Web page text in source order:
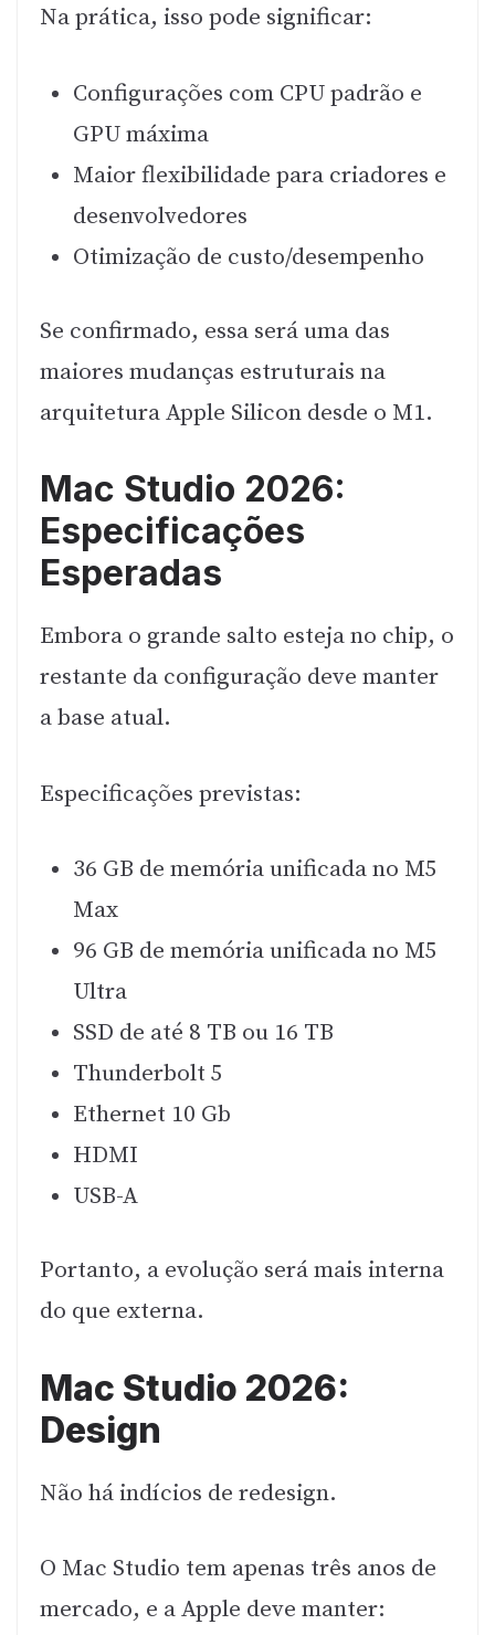
Na prática, isso pode significar:
Configurações com CPU padrão e
GPU máxima
Maior flexibilidade para criadores e
desenvolvedores
Otimização de custo/desempenho
Se confirmado, essa será uma das
maiores mudanças estruturais na
arquitetura Apple Silicon desde o M1.
Mac Studio 2026:
Especificações
Esperadas
Embora o grande salto esteja no chip, o
restante da configuração deve manter
a base atual.
Especificações previstas:
36 GB de memória unificada no M5
Max
96 GB de memória unificada no M5
Ultra
SSD de até 8 TB ou 16 TB
Thunderbolt 5
Ethernet 10 Gb
HDMI
USB-A
Portanto, a evolução será mais interna
do que externa.
Mac Studio 2026:
Design
Não há indícios de redesign.
O Mac Studio tem apenas três anos de
mercado, e a Apple deve manter: